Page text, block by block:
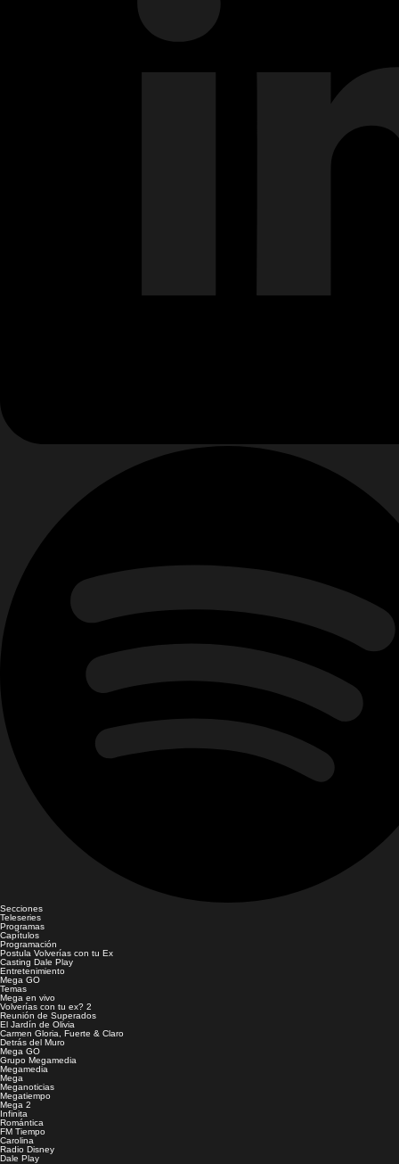
Secciones
Teleseries
Programas
Capítulos
Programación
Postula Volverías con tu Ex
Casting Dale Play
Entretenimiento
Mega GO
Temas
Mega en vivo
Volverías con tu ex? 2
Reunión de Superados
El Jardín de Olivia
Carmen Gloria, Fuerte & Claro
Detrás del Muro
Mega GO
Grupo Megamedia
Megamedia
Mega
Meganoticias
Megatiempo
Mega 2
Infinita
Romántica
FM Tiempo
Carolina
Radio Disney
Dale Play